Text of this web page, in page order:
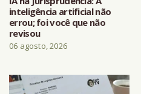
inteligência artificial não
errou; foi você que não
revisou
06 agosto, 2026